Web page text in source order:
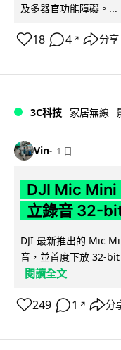
及多器官功能障礙。...
18 4 ↗ 分享
3C科技 家居無線
Vin 1 日
DJI Mic Mini
立錄音 32-
DJI 最新推出的 Mic
音，並首度下放 32-
閱讀全文
249 1 ↗ 分